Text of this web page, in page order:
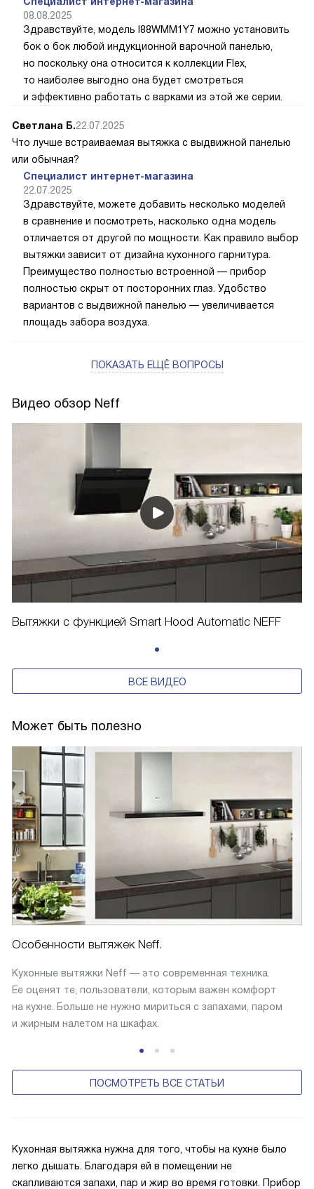
08.08.2025
Здравствуйте, модель I88WMM1Y7 можно установить
бок о бок любой индукционной варочной панелью,
но поскольку она относится к коллекции Flex,
то наиболее выгодно она будет смотреться
и эффективно работать с варками из этой же серии.
Светлана Б.22.07.2025
Что лучше встраиваемая вытяжка с выдвижной панелью
или обычная?
Специалист интернет-магазина
22.07.2025
Здравствуйте, можете добавить несколько моделей
в сравнение и посмотреть, насколько одна модель
отличается от другой по мощности. Как правило выбор
вытяжки зависит от дизайна кухонного гарнитура.
Преимущество полностью встроенной — прибор
полностью скрыт от посторонних глаз. Удобство
вариантов с выдвижной панелью — увеличивается
площадь забора воздуха.
ПОКАЗАТЬ ЕЩЁ ВОПРОСЫ
Видео обзор Neff
Вытяжки с функцией Smart Hood Automatic NEFF
ВСЕ ВИДЕО
Может быть полезно
Особенности вытяжек Neff.
Кухонные вытяжки Neff — это современная техника.
Ее оценят те, пользователи, которым важен комфорт
на кухне. Больше не нужно мириться с запахами, паром
и жирным налетом на шкафах.
ПОСМОТРЕТЬ ВСЕ СТАТЬИ
Кухонная вытяжка нужна для того, чтобы на кухне было
легко дышать. Благодаря ей в помещении не
скапливаются запахи, пар и жир во время готовки. Прибор